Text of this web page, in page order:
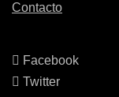
Contacto
Facebook
Twitter